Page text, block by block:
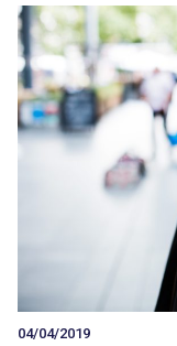
04/04/2019